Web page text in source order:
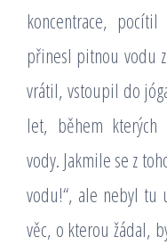
koncentrace,
přinesl pitnou vodu z
vrátil, vstoupil do
let, během
vody. Jakmile se z
vodu!“, ale nebyl tu
věc, o kterou žádal,